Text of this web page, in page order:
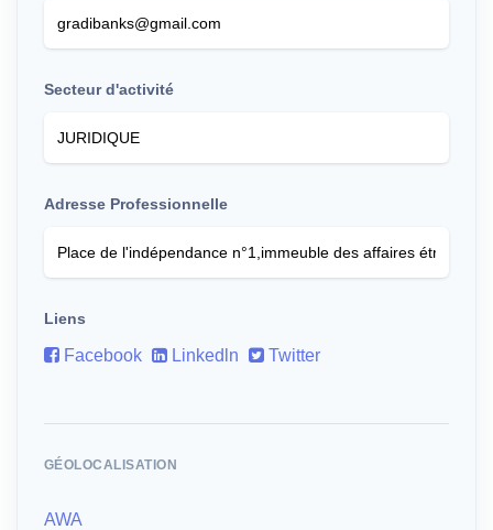
Secteur d'activité
Adresse Professionnelle
Liens
Facebook Linkedln Twitter
GÉOLOCALISATION
AWA